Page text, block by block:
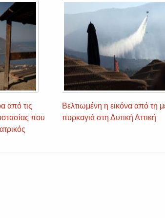
από τις
που
Βελτιωμένη η εικόνα από τη
πυρκαγιά στη Δυτική Αττική